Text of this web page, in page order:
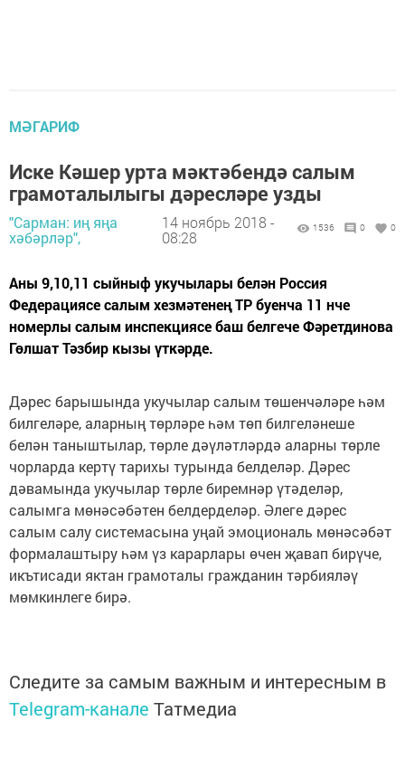
МӘГАРИФ
Иске Кәшер урта мәктәбендә салым
грамоталылыгы дәресләре узды
"Сарман: иң яңа
хәбәрләр",
14 ноябрь 2018 -
08:28
1536 0 0
Аны 9,10,11 сыйныф укучылары белән Россия
Федерациясе салым хезмәтенең ТР буенча 11 нче
номерлы салым инспекциясе баш белгече Фәретдинова
Гөлшат Тәзбир кызы үткәрде.
Дәрес барышында укучылар салым төшенчәләре һәм
билгеләре, аларның төрләре һәм төп билгеләнеше
белән таныштылар, төрле дәүләтләрдә аларны төрле
чорларда кертү тарихы турында белделәр. Дәрес
дәвамында укучылар төрле биремнәр үтәделәр,
салымга мөнәсәбәтен белдерделәр. Әлеге дәрес
салым салу системасына уңай эмоциональ мөнәсәбәт
формалаштыру һәм үз карарлары өчен җавап бирүче,
икътисади яктан грамоталы гражданин тәрбияләү
мөмкинлеге бирә.
Следите за самым важным и интересным в
Telegram-канале Татмедиа